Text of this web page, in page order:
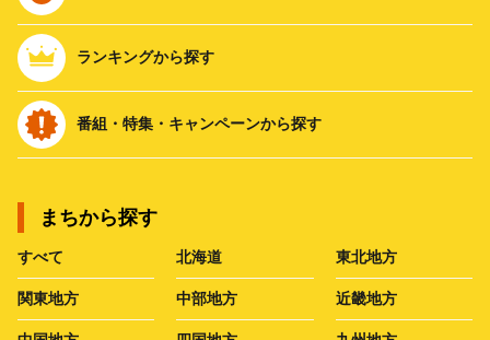
ランキングから探す
番組・特集・キャンペーンから探す
まちから探す
すべて 北海道 東北地方
関東地方 中部地方 近畿地方